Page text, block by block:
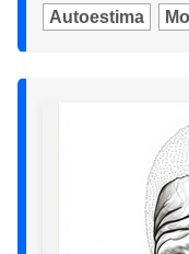
Autoestima